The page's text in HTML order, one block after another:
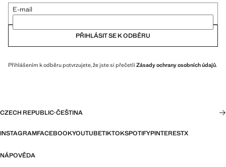
E-mail
PŘIHLÁSIT SE K ODBĚRU
Přihlášením k odběru potvrzujete, že jste si přečetli Zásady ochrany osobních údajů.
CZECH REPUBLIC·ČEŠTINA
INSTAGRAMFACEBOOKYOUTUBETIKTOKSPOTIFYPINTERESTX
NÁPOVĚDA